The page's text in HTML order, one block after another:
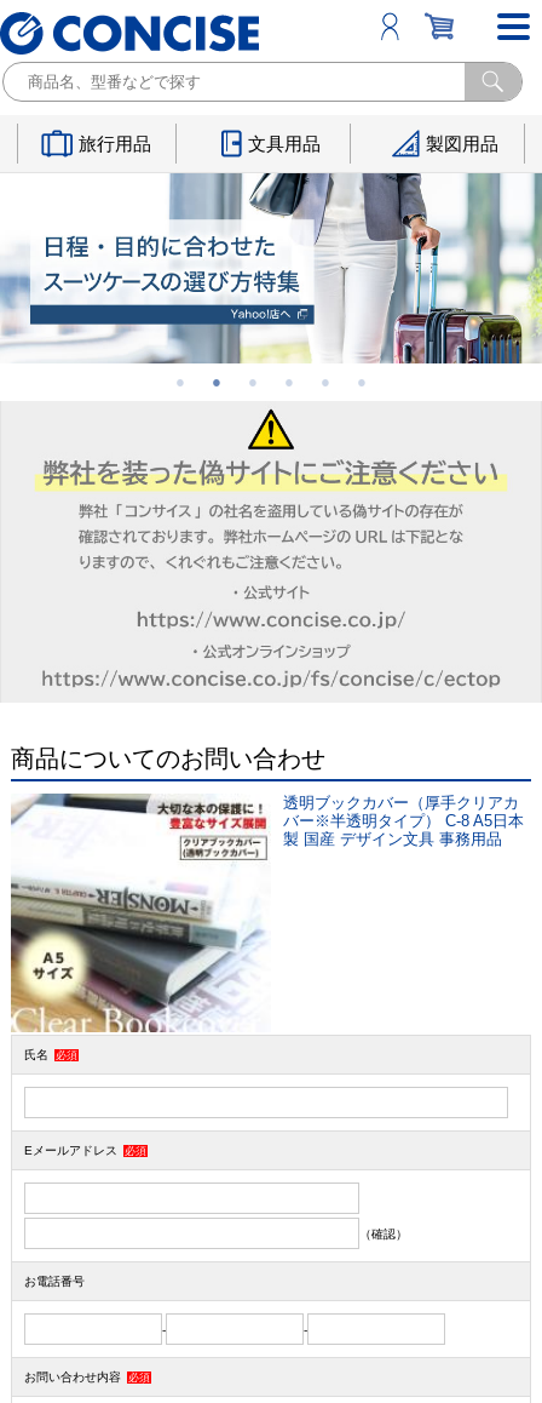
旅行用品 文具用品 製図用品
商品についてのお問い合わせ
透明ブックカバー（厚手クリアカ
バー※半透明タイプ） C-8 A5日本
製 国産 デザイン文具 事務用品
氏名 必須
Eメールアドレス 必須
（確認）
お電話番号
- -
お問い合わせ内容 必須